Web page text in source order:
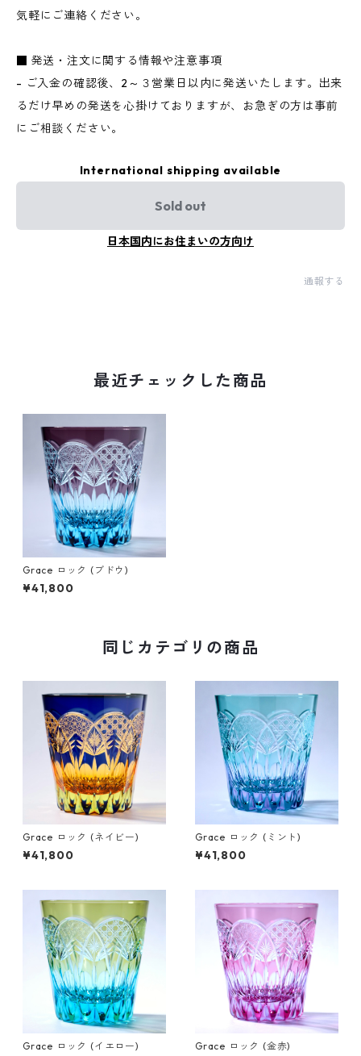
気軽にご連絡ください。
■ 発送・注文に関する情報や注意事項
- ご入金の確認後、2～３営業日以内に発送いたします。出来
るだけ早めの発送を心掛けておりますが、お急ぎの方は事前
にご相談ください。
International shipping available
Sold out
日本国内にお住まいの方向け
通報する
最近チェックした商品
Grace ロック (ブドウ)
¥41,800
同じカテゴリの商品
Grace ロック (ネイビー)
¥41,800
Grace ロック (ミント)
¥41,800
Grace ロック (イエロー) Grace ロック (金赤)